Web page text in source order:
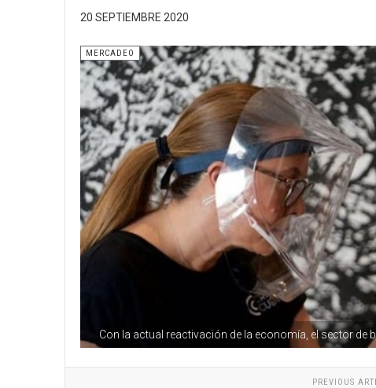
20 SEPTIEMBRE 2020
Con la actual reactivación de la economía, el sector
MERCADEO
PREVIOUS